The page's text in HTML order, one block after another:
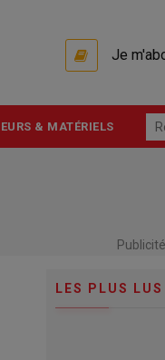
Je
& MATÉRIELS
Publicité
LES PLUS LUS